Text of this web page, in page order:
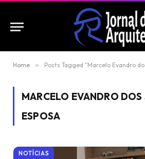
Home » Posts Tagged "Marcelo Evandro
MARCELO EVANDRO DOS
ESPOSA
NOTÍCIAS